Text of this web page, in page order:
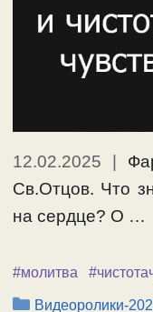
12.02.2025
Св.Отцов. Что
на сердце? О …
#молитва
Рубрики
Видеоролики-